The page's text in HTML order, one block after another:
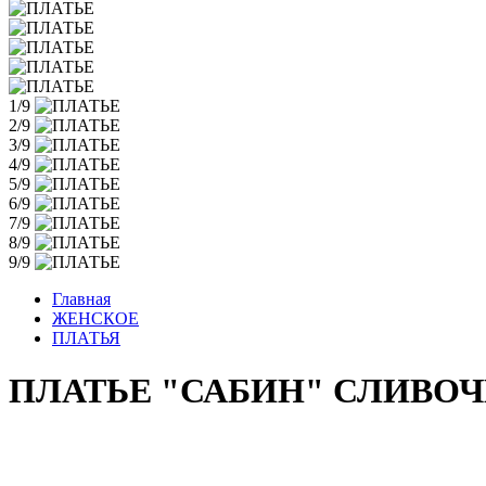
1/9
2/9
3/9
4/9
5/9
6/9
7/9
8/9
9/9
Главная
ЖЕНСКОЕ
ПЛАТЬЯ
ПЛАТЬЕ "САБИН"